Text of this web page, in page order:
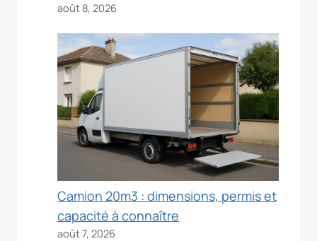
août 8, 2026
Camion 20m3 : dimensions, permis et
capacité à connaître
août 7, 2026